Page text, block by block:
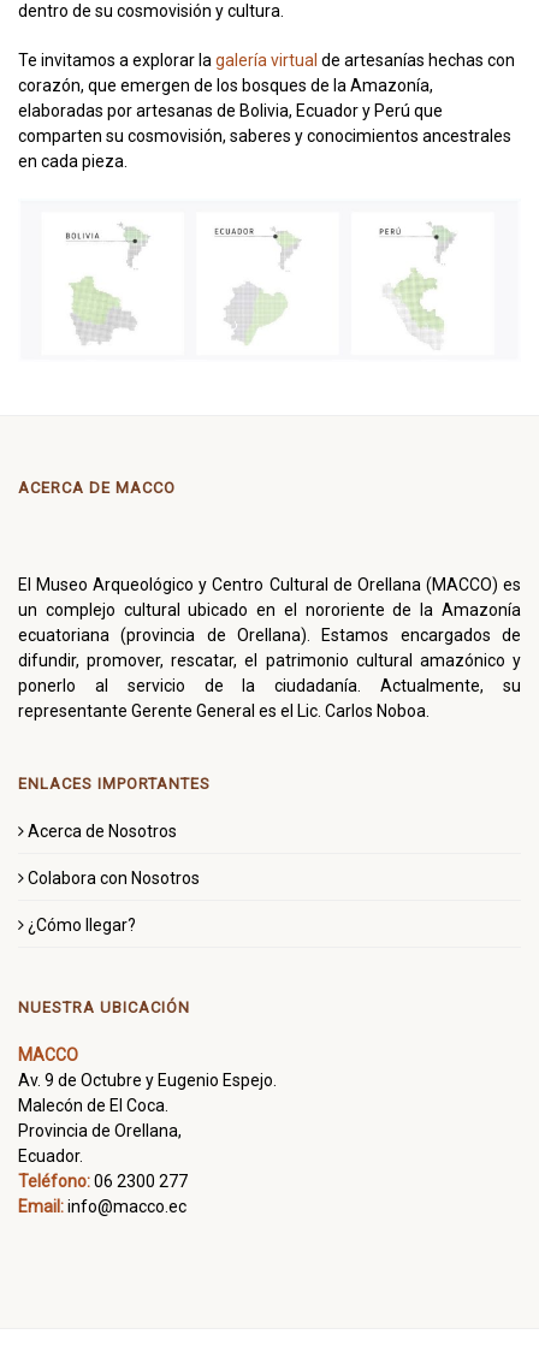
dentro de su cosmovisión y cultura.
Te invitamos a explorar la galería virtual de artesanías hechas con
corazón, que emergen de los bosques de la Amazonía,
elaboradas por artesanas de Bolivia, Ecuador y Perú que
comparten su cosmovisión, saberes y conocimientos ancestrales
en cada pieza.
ACERCA DE MACCO
El Museo Arqueológico y Centro Cultural de Orellana (MACCO) es
un complejo cultural ubicado en el nororiente de la Amazonía
ecuatoriana (provincia de Orellana). Estamos encargados de
difundir, promover, rescatar, el patrimonio cultural amazónico y
ponerlo al servicio de la ciudadanía. Actualmente, su
representante Gerente General es el Lic. Carlos Noboa.
ENLACES IMPORTANTES
Acerca de Nosotros
Colabora con Nosotros
¿Cómo llegar?
NUESTRA UBICACIÓN
MACCO
Av. 9 de Octubre y Eugenio Espejo.
Malecón de El Coca.
Provincia de Orellana,
Ecuador.
Teléfono:06 2300 277
Email:info@macco.ec